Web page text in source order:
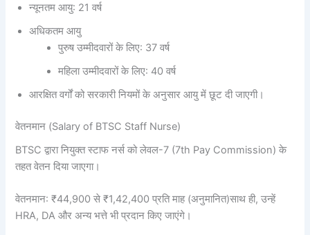
न्यूनतम आयु: 21 वर्ष
अधिकतम आयु
पुरुष उम्मीदवारों के लिए: 37 वर्ष
महिला उम्मीदवारों के लिए: 40 वर्ष
आरक्षित वर्गों को सरकारी नियमों के अनुसार आयु में छूट दी जाएगी।
वेतनमान (Salary of BTSC Staff Nurse)
BTSC द्वारा नियुक्त स्टाफ नर्स को लेवल-7 (7th Pay Commission) के
तहत वेतन दिया जाएगा।
वेतनमान: ₹44,900 से ₹1,42,400 प्रति माह (अनुमानित)साथ ही, उन्हें
HRA, DA और अन्य भत्ते भी प्रदान किए जाएंगे।